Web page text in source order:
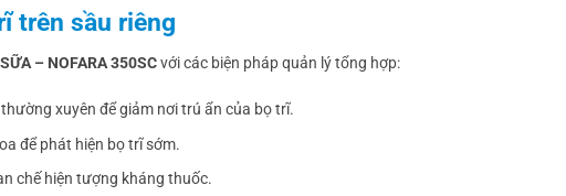
trên sầu riêng
– NOFARA 350SCvới các biện pháp quản lý tổng hợp:
xuyên để giảm nơi trú ẩn của bọ trĩ.
để phát hiện bọ trĩ sớm.
chế hiện tượng kháng thuốc.